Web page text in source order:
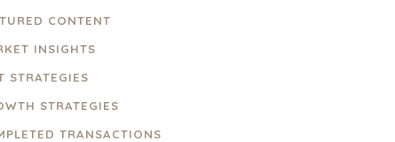
CONTENT
INSIGHTS
STRATEGIES
STRATEGIES
TRANSACTIONS